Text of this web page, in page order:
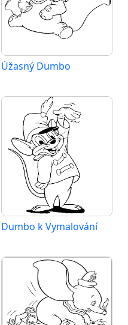
Úžasný Dumbo
Dumbo k Vymalování